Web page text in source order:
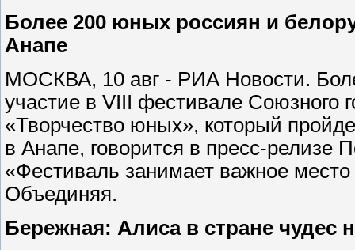
Более 200 юных россиян и
Анапе
МОСКВА, 10 авг - РИА Новости.
участие в VIII фестивале Союзного
«Творчество юных», который
в Анапе, говорится в пресс-релизе
«Фестиваль занимает важное
Объединяя.
Бережная: Алиса в стране чудес